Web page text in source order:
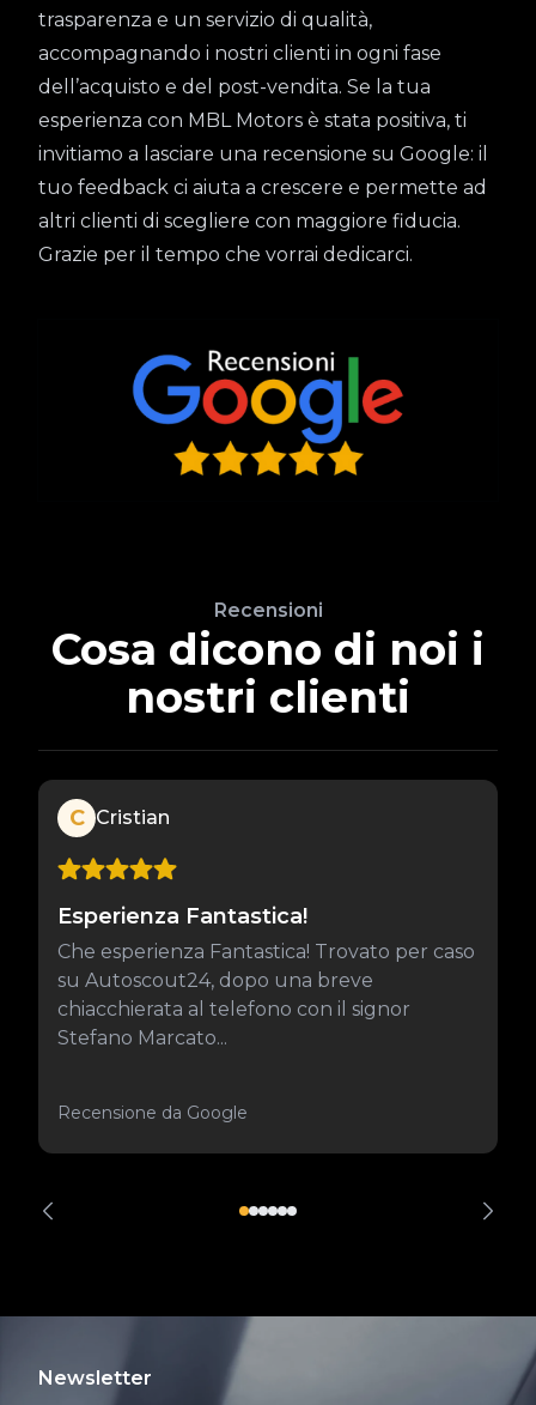
trasparenza e un servizio di qualità,
accompagnando i nostri clienti in ogni fase
dell’acquisto e del post-vendita. Se la tua
esperienza con MBL Motors è stata positiva, ti
invitiamo a lasciare una recensione su Google: il
tuo feedback ci aiuta a crescere e permette ad
altri clienti di scegliere con maggiore fiducia.
Grazie per il tempo che vorrai dedicarci.
Recensioni
Cosa dicono di noi i
nostri clienti
C Cristian
Esperienza Fantastica!
Che esperienza Fantastica! Trovato per caso
su Autoscout24, dopo una breve
chiacchierata al telefono con il signor
Stefano Marcato...
Recensione da Google
Newsletter